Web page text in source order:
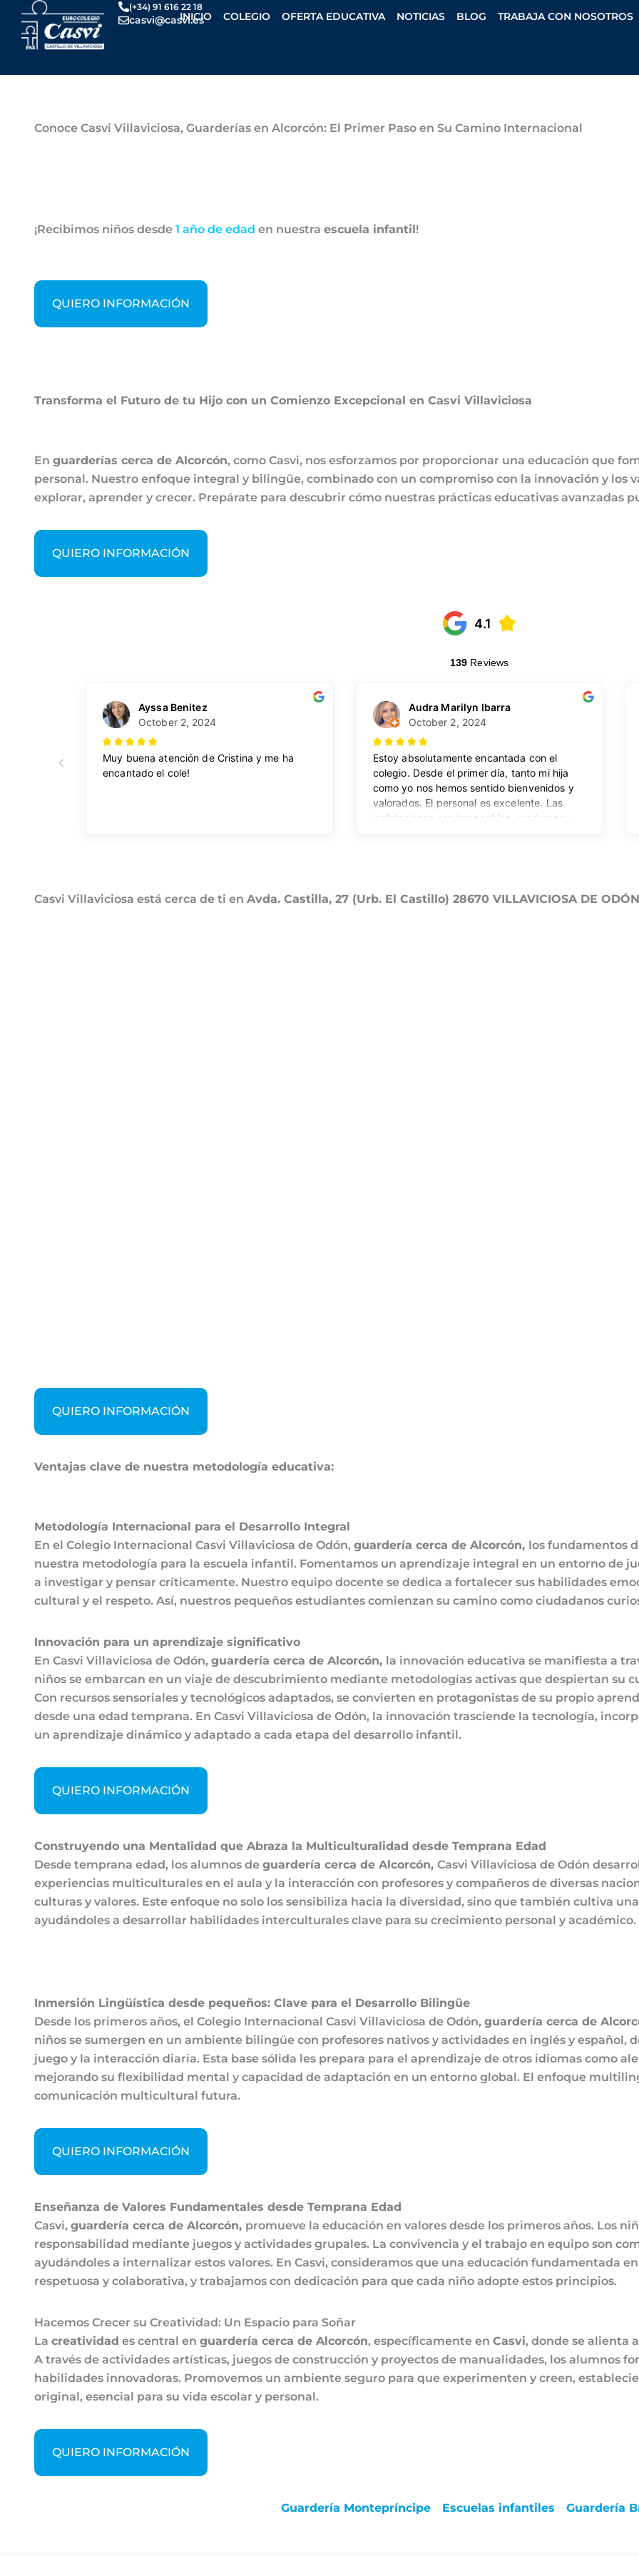
contenido
(+34) 91 616 22 18
casvi@casvi.es
INICIO COLEGIO OFERTA EDUCATIVA NOTICIAS BLOG TRABAJA CON NOSOTROS
Conoce Casvi Villaviciosa, Guarderías en Alcorcón: El Primer Paso en Su Camino Internacional
¡Recibimos niños desde 1 año de edad en nuestra escuela infantil!
QUIERO INFORMACIÓN
Transforma el Futuro de tu Hijo con un Comienzo Excepcional en Casvi Villaviciosa
En guarderías cerca de Alcorcón, como Casvi, nos esforzamos por proporcionar una educación que
personal. Nuestro enfoque integral y bilingüe, combinado con un compromiso con la innovación y los
explorar, aprender y crecer. Prepárate para descubrir cómo nuestras prácticas educativas avanzadas
QUIERO INFORMACIÓN
Casvi Villaviciosa está cerca de ti en Avda. Castilla, 27 (Urb. El Castillo) 28670 VILLAVICIOSA DE ODÓN
QUIERO INFORMACIÓN
Ventajas clave de nuestra metodología educativa:
Metodología Internacional para el Desarrollo Integral
En el Colegio Internacional Casvi Villaviciosa de Odón, guardería cerca de Alcorcón, los fundamentos
nuestra metodología para la escuela infantil. Fomentamos un aprendizaje integral en un entorno de
a investigar y pensar críticamente. Nuestro equipo docente se dedica a fortalecer sus habilidades
cultural y el respeto. Así, nuestros pequeños estudiantes comienzan su camino como ciudadanos
Innovación para un aprendizaje significativo
En Casvi Villaviciosa de Odón, guardería cerca de Alcorcón, la innovación educativa se manifiesta a
niños se embarcan en un viaje de descubrimiento mediante metodologías activas que despiertan su
Con recursos sensoriales y tecnológicos adaptados, se convierten en protagonistas de su propio
desde una edad temprana. En Casvi Villaviciosa de Odón, la innovación trasciende la tecnología,
un aprendizaje dinámico y adaptado a cada etapa del desarrollo infantil.
QUIERO INFORMACIÓN
Construyendo una Mentalidad que Abraza la Multiculturalidad desde Temprana Edad
Desde temprana edad, los alumnos de guardería cerca de Alcorcón, Casvi Villaviciosa de Odón
experiencias multiculturales en el aula y la interacción con profesores y compañeros de diversas
culturas y valores. Este enfoque no solo los sensibiliza hacia la diversidad, sino que también cultiva
ayudándoles a desarrollar habilidades interculturales clave para su crecimiento personal y académico.
Inmersión Lingüística desde pequeños: Clave para el Desarrollo Bilingüe
Desde los primeros años, el Colegio Internacional Casvi Villaviciosa de Odón, guardería cerca de
niños se sumergen en un ambiente bilingüe con profesores nativos y actividades en inglés y español,
juego y la interacción diaria. Esta base sólida les prepara para el aprendizaje de otros idiomas como
mejorando su flexibilidad mental y capacidad de adaptación en un entorno global. El enfoque
comunicación multicultural futura.
QUIERO INFORMACIÓN
Enseñanza de Valores Fundamentales desde Temprana Edad
Casvi, guardería cerca de Alcorcón, promueve la educación en valores desde los primeros años. Los
responsabilidad mediante juegos y actividades grupales. La convivencia y el trabajo en equipo son
ayudándoles a internalizar estos valores. En Casvi, consideramos que una educación fundamentada
respetuosa y colaborativa, y trabajamos con dedicación para que cada niño adopte estos principios.
Hacemos Crecer su Creatividad: Un Espacio para Soñar
La creatividad es central en guardería cerca de Alcorcón, específicamente en Casvi, donde se alienta
A través de actividades artísticas, juegos de construcción y proyectos de manualidades, los alumnos
habilidades innovadoras. Promovemos un ambiente seguro para que experimenten y creen,
original, esencial para su vida escolar y personal.
QUIERO INFORMACIÓN
Guardería Montepríncipe Escuelas infantiles Guardería